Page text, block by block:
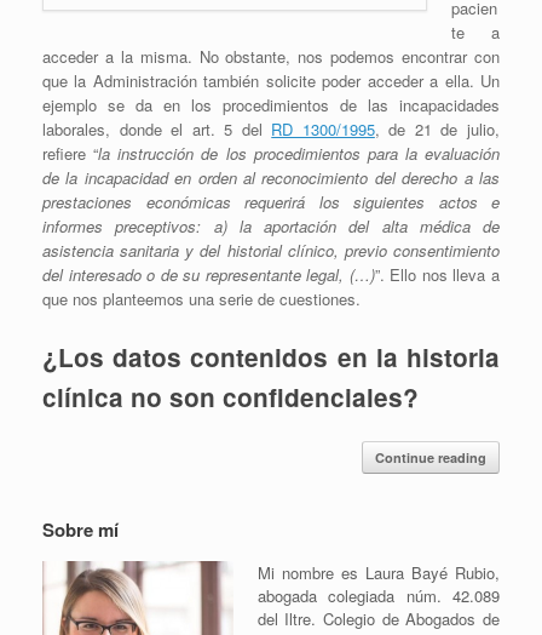
pacien
te a
acceder a la misma. No obstante, nos podemos encontrar con
que la Administración también solicite poder acceder a ella. Un
ejemplo se da en los procedimientos de las incapacidades
laborales, donde el art. 5 del RD 1300/1995, de 21 de julio,
refiere “la instrucción de los procedimientos para la evaluación
de la incapacidad en orden al reconocimiento del derecho a las
prestaciones económicas requerirá los siguientes actos e
informes preceptivos: a) la aportación del alta médica de
asistencia sanitaria y del historial clínico, previo consentimiento
del interesado o de su representante legal, (…)”. Ello nos lleva a
que nos planteemos una serie de cuestiones.
¿Los datos contenidos en la historia
clínica no son confidenciales?
Continue reading
Sobre mí
Mi nombre es Laura Bayé Rubio,
abogada colegiada núm. 42.089
del Iltre. Colegio de Abogados de